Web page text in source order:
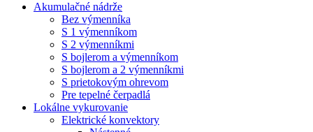
Akumulačné nádrže
Bez výmenníka
S 1 výmenníkom
S 2 výmenníkmi
S bojlerom a výmenníkom
S bojlerom a 2 výmenníkmi
S prietokovým ohrevom
Pre tepelné čerpadlá
Lokálne vykurovanie
Elektrické konvektory